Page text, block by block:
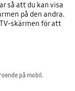
så att du kan visa
på den andra.
skärmen för att
på mobil.